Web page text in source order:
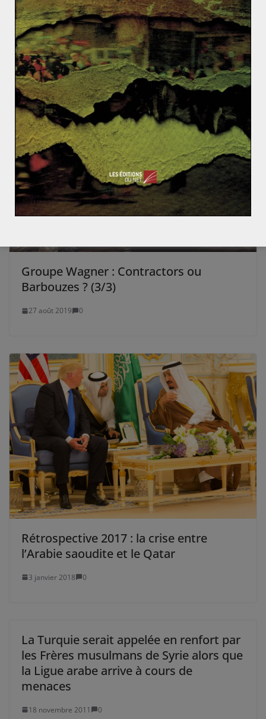
Revue de presse – Semaine du 18 au 25 août 2014.
Qu’est ce que le gaullisme? (1/2) Les idées
Groupe Wagner : Contractors ou
Barbouzes ? (3/3)
27 août 2019 0
Rétrospective 2017 : la crise entre
l’Arabie saoudite et le Qatar
3 janvier 2018 0
La Turquie serait appelée en renfort par
les Frères musulmans de Syrie alors que
la Ligue arabe arrive à cours de
menaces
18 novembre 2011 0